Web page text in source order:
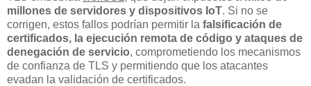
millones de servidores y dispositivos IoT. Si no se
corrigen, estos fallos podrían permitir la falsificación de
certificados, la ejecución remota de código y ataques de
denegación de servicio, comprometiendo los mecanismos
de confianza de TLS y permitiendo que los atacantes
evadan la validación de certificados.